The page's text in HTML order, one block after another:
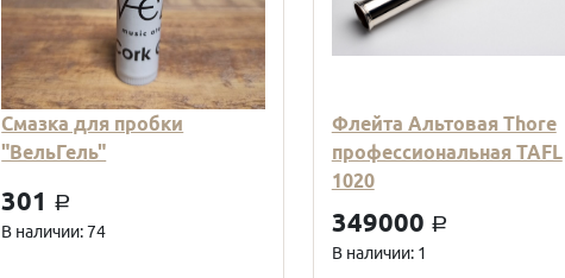
Смазка для пробки
"ВельГель"
301 a
В наличии: 74
Флейта Альтовая Thore
профессиональная TAFL
1020
349000 a
В наличии: 1